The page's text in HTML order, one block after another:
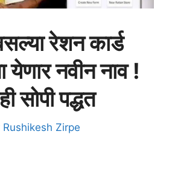
रेशन कार्ड
येणार नवीन नाव !
सोपी पद्धत
Rushikesh Zirpe